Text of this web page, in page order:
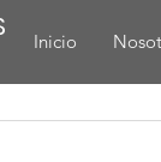
Inicio